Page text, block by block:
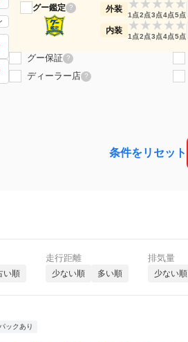
グー鑑定 ? 外装 ★
1点
★
2点
★
3点
★
4点
★
5点
内装 ★
1点
★
2点
★
3点
★
4点
★
5点
グー保証 ?
ディーラー店 ?
条件をリセット
い順
走行距離
少ない順 多い順
排気量
少ない順
ックあり